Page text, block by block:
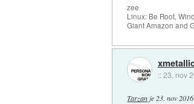
zee
Linux: Be Root,
Giant Amazon and
::23. nov
Tarzan je 23. nov